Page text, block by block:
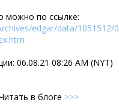
можно по ссылке:
edgar/data/1051512/
06.08.21 08:26 AM (NYT)
в блоге >>>